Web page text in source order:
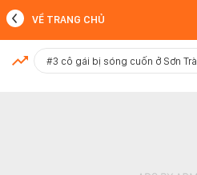
MỚI NHẤT
VỀ TRANG CHỦ
#3 cô gái bị sóng cuốn ở Sơn Trà